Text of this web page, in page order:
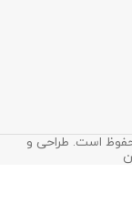
محفوظ است. طراحی و